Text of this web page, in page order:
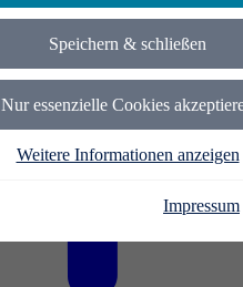
Speichern & schließen
Nur essenzielle Cookies
Weitere Informationen anzeigen
Impressum